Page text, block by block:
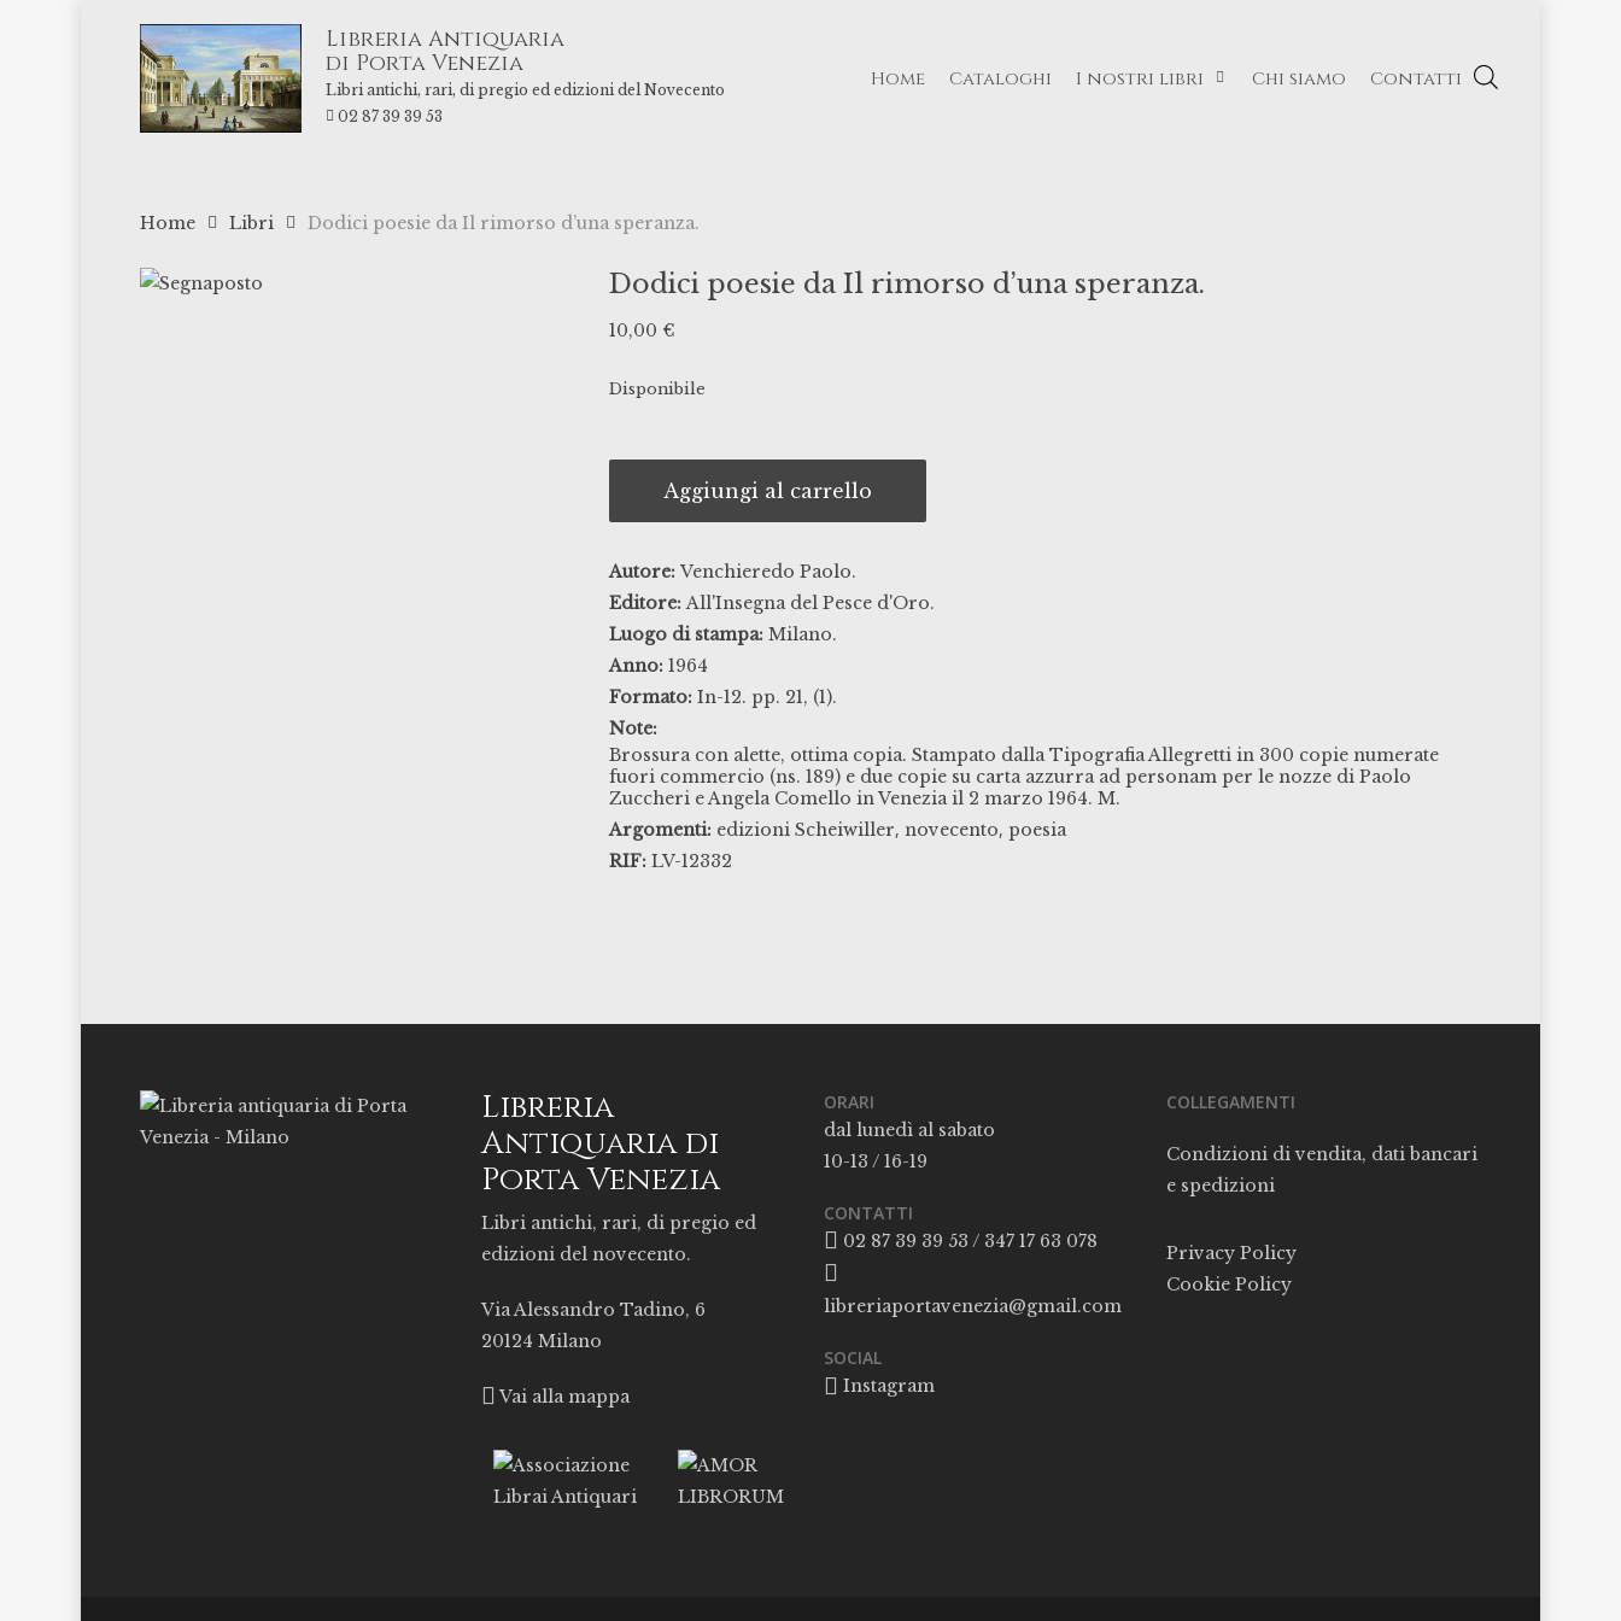
Libreria Antiquaria
di Porta Venezia
Libri antichi, rari, di pregio ed edizioni del Novecento
02 87 39 39 53
Home Cataloghi I nostri libri Chi siamo Contatti
Home Libri Dodici poesie da Il rimorso d’una speranza.
Dodici poesie da Il rimorso d’una speranza.
10,00 €
Disponibile
Aggiungi al carrello
Autore: Venchieredo Paolo.
Editore: All'Insegna del Pesce d'Oro.
Luogo di stampa: Milano.
Anno: 1964
Formato: In-12. pp. 21, (1).
Note:
Brossura con alette, ottima copia. Stampato dalla Tipografia Allegretti in 300 copie numerate
fuori commercio (ns. 189) e due copie su carta azzurra ad personam per le nozze di Paolo
Zuccheri e Angela Comello in Venezia il 2 marzo 1964. M.
Argomenti: edizioni Scheiwiller, novecento, poesia
RIF: LV-12332
Libreria
Antiquaria di
Porta Venezia
Libri antichi, rari, di pregio ed
edizioni del novecento.
Via Alessandro Tadino, 6
20124 Milano
Vai alla mappa
ORARI
dal lunedì al sabato
10-13 / 16-19
CONTATTI
02 87 39 39 53 / 347 17 63 078
libreriaportavenezia@gmail.com
SOCIAL
Instagram
COLLEGAMENTI
Condizioni di vendita, dati bancari
e spedizioni
Privacy Policy
Cookie Policy